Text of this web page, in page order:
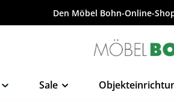
Den Möbel Bohn-Online-
Sale